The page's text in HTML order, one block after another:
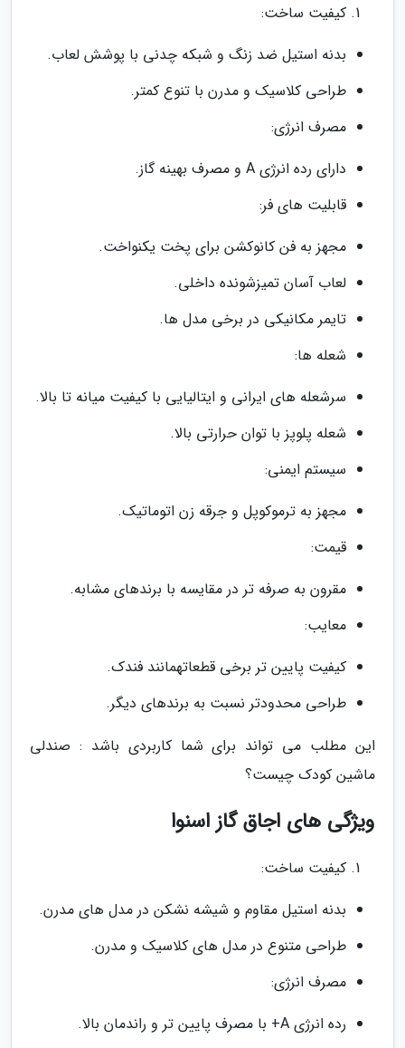
کیفیت ساخت:
بدنه استیل ضد زنگ و شبکه چدنی با پوشش لعاب.
طراحی کلاسیک و مدرن با تنوع کمتر.
مصرف انرژی:
دارای رده انرژی A و مصرف بهینه گاز.
قابلیت های فر:
مجهز به فن کانوکشن برای پخت یکنواخت.
لعاب آسان تمیزشونده داخلی.
تایمر مکانیکی در برخی مدل ها.
شعله ها:
سرشعله های ایرانی و ایتالیایی با کیفیت میانه تا بالا.
شعله پلوپز با توان حرارتی بالا.
سیستم ایمنی:
مجهز به ترموکوپل و جرقه زن اتوماتیک.
قیمت:
مقرون به صرفه تر در مقایسه با برندهای مشابه.
معایب:
کیفیت پایین تر برخی قطعاتهمانند فندک.
طراحی محدودتر نسبت به برندهای دیگر.
این مطلب می تواند برای شما کاربردی باشد : صندلی
ماشین کودک چیست؟
ویژگی های اجاق گاز اسنوا
کیفیت ساخت:
بدنه استیل مقاوم و شیشه نشکن در مدل های مدرن.
طراحی متنوع در مدل های کلاسیک و مدرن.
مصرف انرژی:
رده انرژی A+ با مصرف پایین تر و راندمان بالا.